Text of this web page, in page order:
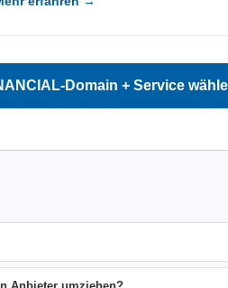
Domain + Service